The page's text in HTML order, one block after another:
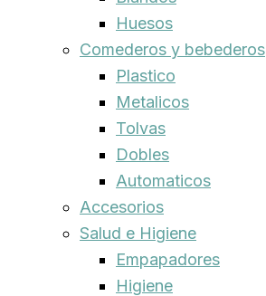
Huesos
Comederos y bebederos
Plastico
Metalicos
Tolvas
Dobles
Automaticos
Accesorios
Salud e Higiene
Empapadores
Higiene